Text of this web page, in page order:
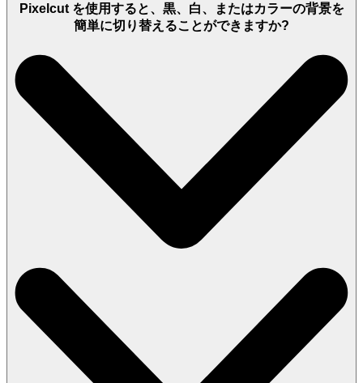
Pixelcut を使用すると、黒、白、またはカラーの背景を
簡単に切り替えることができますか?